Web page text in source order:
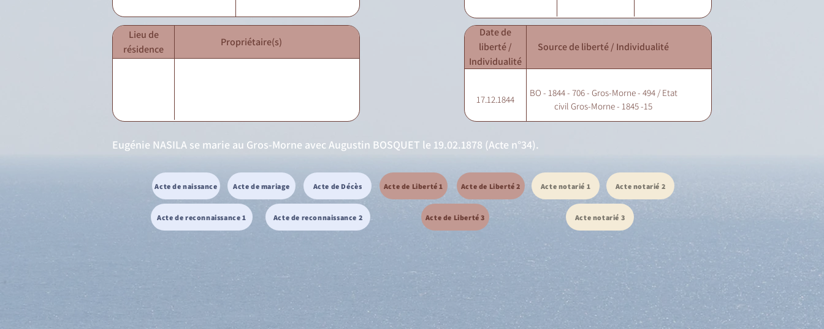
Lieu de
résidence
Propriétaire(s)
Date de
liberté /
Individualité
Source de liberté / Individualité
17.12.1844
BO - 1844 - 706 - Gros-Morne - 494 / Etat
civil Gros-Morne - 1845 -15
Eugénie NASILA se marie au Gros-Morne avec Augustin BOSQUET le 19.02.1878 (Acte n°34).
Acte de naissance Acte de mariage Acte de Décès
Acte de reconnaissance 1 Acte de reconnaissance 2
Acte de Liberté 1 Acte de Liberté 2
Acte de Liberté 3
Acte notarié 1 Acte notarié 2
Acte notarié 3